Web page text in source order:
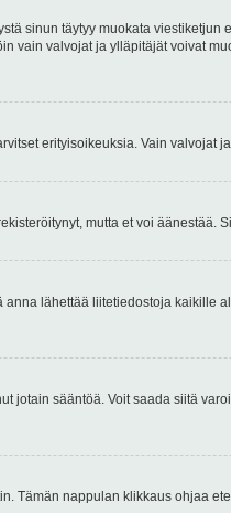
sinun täytyy muokata
vain valvojat ja ylläpitäjät voivat
erityisoikeuksia. Vain valvojat
mutta et voi äänestää.
lähettää liitetiedostoja
sääntöä. Voit saada siitä
Tämän nappulan klikkaus ohjaa